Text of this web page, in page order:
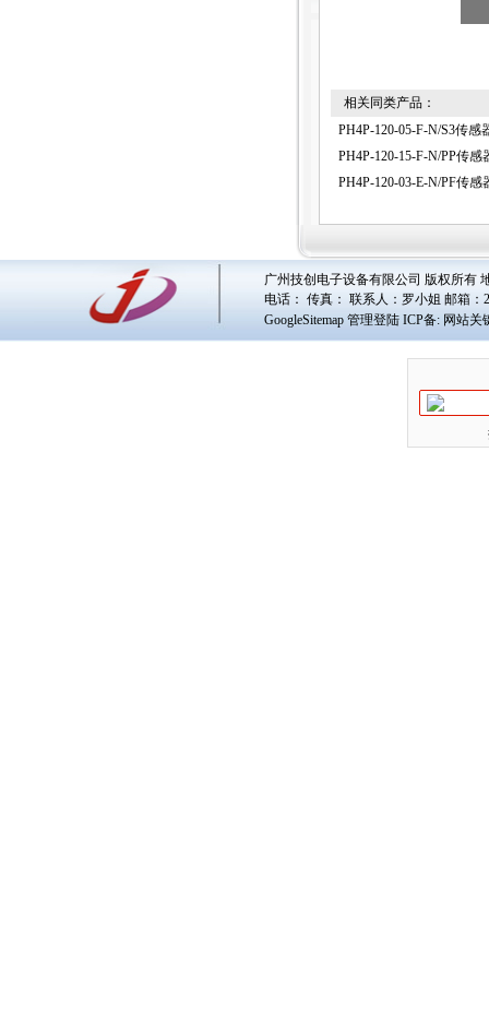
相关同类产品：
PH4P-120-05-F-N/S3传感
PH4P-120-15-F-N/PP传感
PH4P-120-03-E-N/PF传感
广州技创电子设备有限公司 版权所有
电话： 传真： 联系人： 罗小姐 邮箱：
GoogleSitemap 管理登陆 ICP备: 网站关